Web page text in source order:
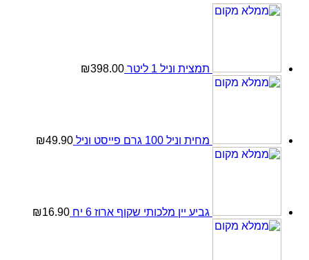
תמצית וניל 1 ליטר ₪398.00
מחית וניל 100 גרם פייסט וניל ₪49.90
גביע יין מלכותי שקוף ארוז 6 יח ₪ 16.90